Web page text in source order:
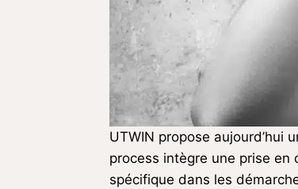
UTWIN propose aujourd’hui
process intègre une prise en
spécifique dans les